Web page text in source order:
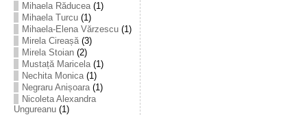
Mihaela Răducea(1)
Mihaela Turcu(1)
Mihaela-Elena Vărzescu(1)
Mirela Cireașă(3)
Mirela Stoian(2)
Mustață Maricela(1)
Nechita Monica(1)
Negraru Anișoara(1)
Nicoleta Alexandra
Ungureanu(1)